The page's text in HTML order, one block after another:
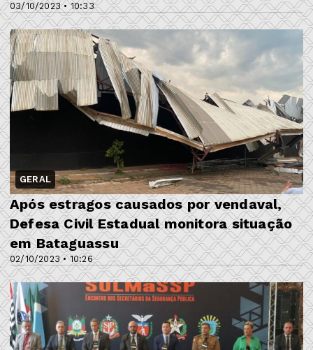
03/10/2023 • 10:33
GERAL
02/10/2023 • 10:26
Após estragos causados por vendaval,
Defesa Civil Estadual monitora situação
em Bataguassu